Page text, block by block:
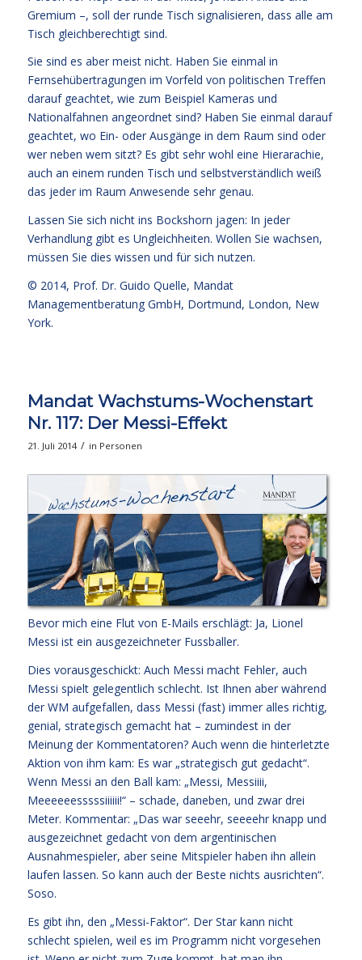
Gremium –, soll der runde Tisch signalisieren, dass alle am
Tisch gleichberechtigt sind.
Sie sind es aber meist nicht. Haben Sie einmal in
Fernsehübertragungen im Vorfeld von politischen Treffen
darauf geachtet, wie zum Beispiel Kameras und
Nationalfahnen angeordnet sind? Haben Sie einmal darauf
geachtet, wo Ein- oder Ausgänge in dem Raum sind oder
wer neben wem sitzt? Es gibt sehr wohl eine Hierarachie,
auch an einem runden Tisch und selbstverständlich weiß
das jeder im Raum Anwesende sehr genau.
Lassen Sie sich nicht ins Bockshorn jagen: In jeder
Verhandlung gibt es Ungleichheiten. Wollen Sie wachsen,
müssen Sie dies wissen und für sich nutzen.
© 2014, Prof. Dr. Guido Quelle, Mandat
Managementberatung GmbH, Dortmund, London, New
York.
Mandat Wachstums-Wochenstart
Nr. 117: Der Messi-Effekt
21. Juli 2014 / in Personen
Bevor mich eine Flut von E-Mails erschlägt: Ja, Lionel
Messi ist ein ausgezeichneter Fussballer.
Dies vorausgeschickt: Auch Messi macht Fehler, auch
Messi spielt gelegentlich schlecht. Ist Ihnen aber während
der WM aufgefallen, dass Messi (fast) immer alles richtig,
genial, strategisch gemacht hat – zumindest in der
Meinung der Kommentatoren? Auch wenn die hinterletzte
Aktion von ihm kam: Es war „strategisch gut gedacht“.
Wenn Messi an den Ball kam: „Messi, Messiiii,
Meeeeeesssssiiiiii!“ – schade, daneben, und zwar drei
Meter. Kommentar: „Das war seeehr, seeeehr knapp und
ausgezeichnet gedacht von dem argentinischen
Ausnahmespieler, aber seine Mitspieler haben ihn allein
laufen lassen. So kann auch der Beste nichts ausrichten“.
Soso.
Es gibt ihn, den „Messi-Faktor“. Der Star kann nicht
schlecht spielen, weil es im Programm nicht vorgesehen